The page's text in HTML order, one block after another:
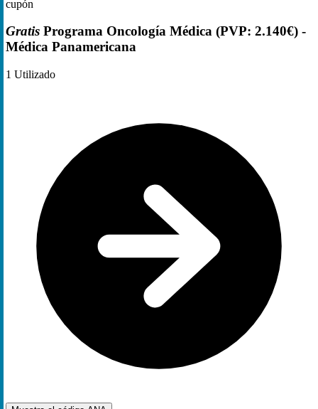
cupón
Gratis Programa Oncología Médica (PVP: 2.140€) -
Médica Panamericana
1 Utilizado